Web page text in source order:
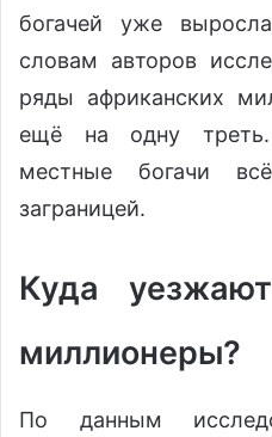
богачей уже
словам авторов
ряды африканских
ещё на одну треть.
местные богачи
заграницей.
Куда
миллионеры?
По данным